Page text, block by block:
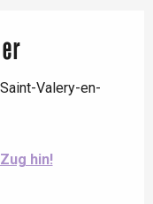
Valery-en-
hin!